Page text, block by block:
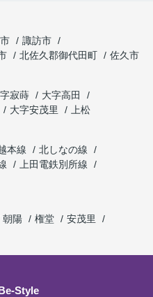
諏訪市
北佐久郡御代田町
佐久市
寂蒔
大字高田
大字安茂里
上松
本線
北しなの線
上田電鉄別所線
朝陽 権堂
安茂里
Style